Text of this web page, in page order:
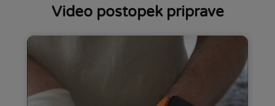
Video postopek priprave